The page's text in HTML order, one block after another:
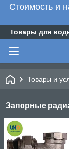
Стоимость и
Товары для
Товары и
Запорные